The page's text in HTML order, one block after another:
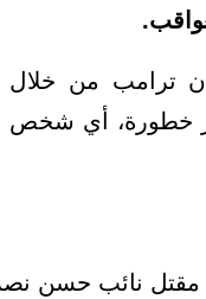
ترامب من خلال
خطورة، أي
نائب حسن